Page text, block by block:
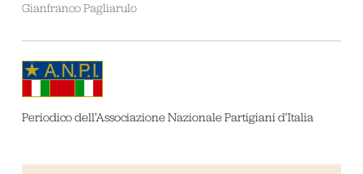
Gianfranco Pagliarulo
Periodico dell’Associazione Nazionale Partigiani d’Italia